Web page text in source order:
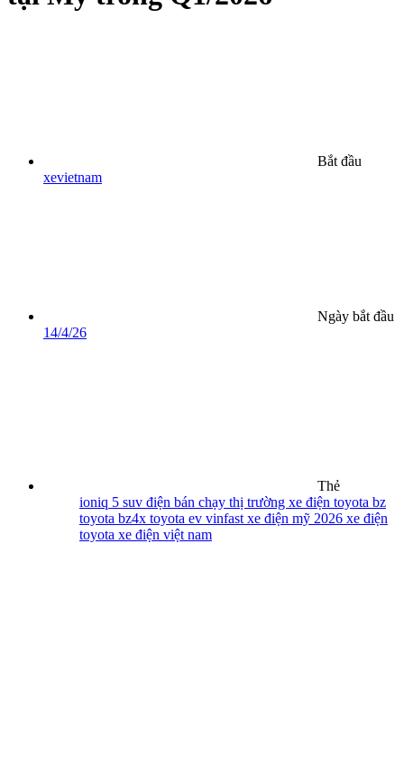
Bắt đầu
xevietnam
Ngày bắt đầu
14/4/26
Thẻ
ioniq 5 suv điện bán chạy thị trường xe điện toyota bz
toyota bz4x toyota ev vinfast xe điện mỹ 2026 xe điện
toyota xe điện việt nam